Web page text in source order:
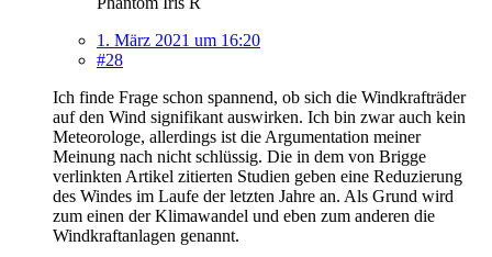
1. März 2021 um 16:20
#28
Ich finde Frage schon spannend, ob sich die Windkrafträder
auf den Wind signifikant auswirken. Ich bin zwar auch kein
Meteorologe, allerdings ist die Argumentation meiner
Meinung nach nicht schlüssig. Die in dem von Brigge
verlinkten Artikel zitierten Studien geben eine Reduzierung
des Windes im Laufe der letzten Jahre an. Als Grund wird
zum einen der Klimawandel und eben zum anderen die
Windkraftanlagen genannt.